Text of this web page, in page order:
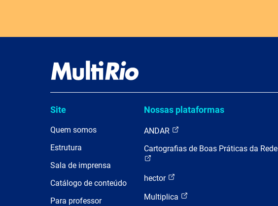
Site
Quem somos
Estrutura
Sala de imprensa
Catálogo de conteúdo
Para professor
Nossas plataformas
ANDAR
Cartografias de Boas Práticas da Rede
hector
Multiplica